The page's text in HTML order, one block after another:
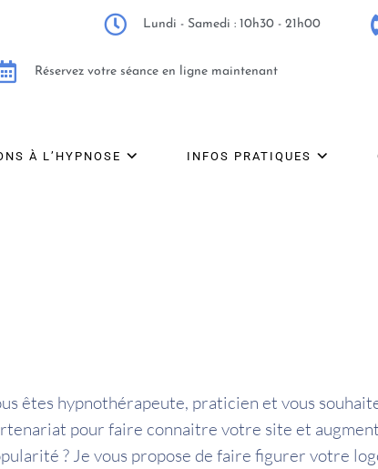
Lundi - Samedi : 10h30 - 21h00
Réservez votre séance en ligne maintenant
À L’HYPNOSE INFOS PRATIQUES
êtes hypnothérapeute, praticien et vous
pour faire connaitre votre site et
? Je vous propose de faire figurer votre